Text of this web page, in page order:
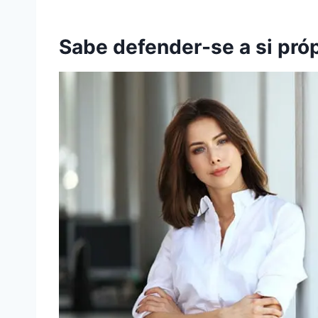
Sabe defender-se a si